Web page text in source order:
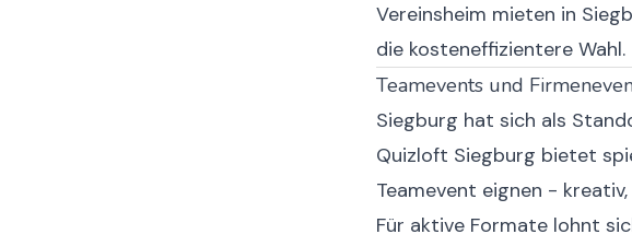
Vereinsheim mieten in
die kosteneffizientere Wahl.
Teamevents und
Siegburg hat sich als
Quizloft Siegburg bietet
Teamevent eignen -
Für aktive Formate lohnt